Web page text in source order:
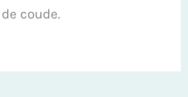
coude.